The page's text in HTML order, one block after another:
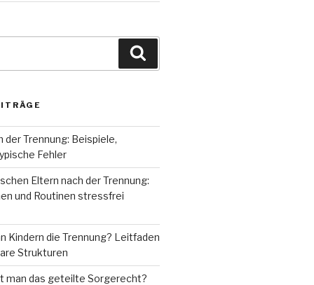
der Trennung: Beispiele,
Fehler
Eltern nach der Trennung:
und Routinen stressfrei
Kindern die Trennung? Leitfaden
Strukturen
man das geteilte Sorgerecht?